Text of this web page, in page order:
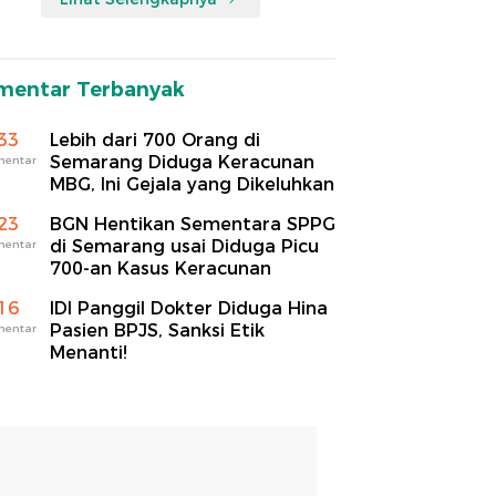
Terbanyak
Lebih dari 700 Orang di
Semarang Diduga Keracunan
MBG, Ini Gejala yang Dikeluhkan
BGN Hentikan Sementara SPPG
di Semarang usai Diduga Picu
700-an Kasus Keracunan
IDI Panggil Dokter Diduga Hina
Pasien BPJS, Sanksi Etik
Menanti!